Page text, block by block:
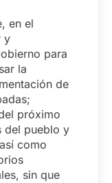
en el
y
para
la
de
próximo
del pueblo y
como
sin que